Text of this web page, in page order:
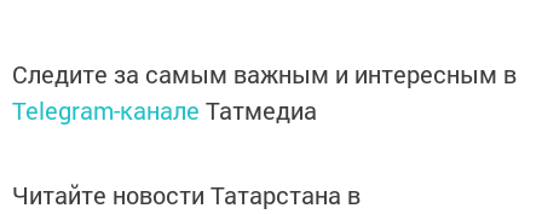
Следите за самым важным и интересным в
Telegram-канале Татмедиа
Читайте новости Татарстана в